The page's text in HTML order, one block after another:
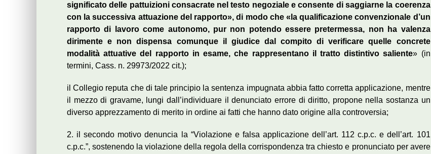
significato delle pattuizioni consacrate nel testo negoziale e consente di saggiarne la coerenza
con la successiva attuazione del rapporto», di modo che «la qualificazione convenzionale d’un
rapporto di lavoro come autonomo, pur non potendo essere pretermessa, non ha valenza
dirimente e non dispensa comunque il giudice dal compito di verificare quelle concrete
modalità attuative del rapporto in esame, che rappresentano il tratto distintivo saliente» (in
termini, Cass. n. 29973/2022 cit.);
il Collegio reputa che di tale principio la sentenza impugnata abbia fatto corretta applicazione, mentre
il mezzo di gravame, lungi dall’individuare il denunciato errore di diritto, propone nella sostanza un
diverso apprezzamento di merito in ordine ai fatti che hanno dato origine alla controversia;
2. il secondo motivo denuncia la “Violazione e falsa applicazione dell’art. 112 c.p.c. e dell’art. 101
c.p.c.”, sostenendo la violazione della regola della corrispondenza tra chiesto e pronunciato per avere